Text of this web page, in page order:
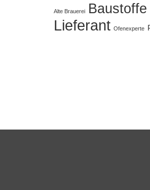
Alte Brauerei Baustoffe
Lieferant Ofenexperte